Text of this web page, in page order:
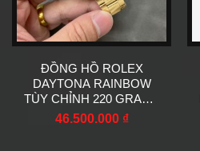
ĐỒNG HỒ ROLEX
DAYTONA RAINBOW
TÙY CHỈNH 220 GRAMS
MOISSANITE RUBY
46.500.000 ₫